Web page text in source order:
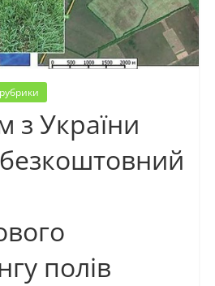
України
полів